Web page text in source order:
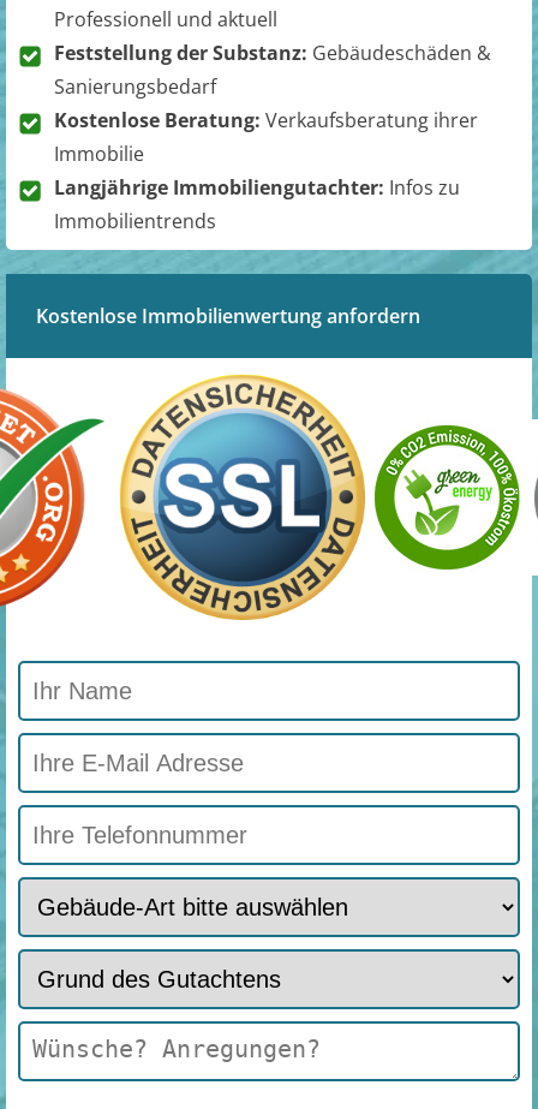
Professionell und aktuell
Feststellung der Substanz: Gebäudeschäden &
Sanierungsbedarf
Kostenlose Beratung: Verkaufsberatung ihrer
Immobilie
Langjährige Immobiliengutachter: Infos zu
Immobilientrends
Kostenlose Immobilienwertung anfordern